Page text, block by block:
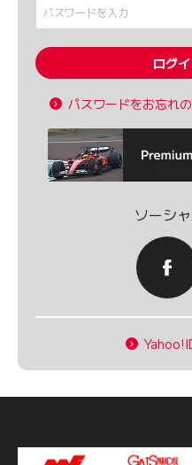
ログ
パスワードをお忘れ
ソーシ